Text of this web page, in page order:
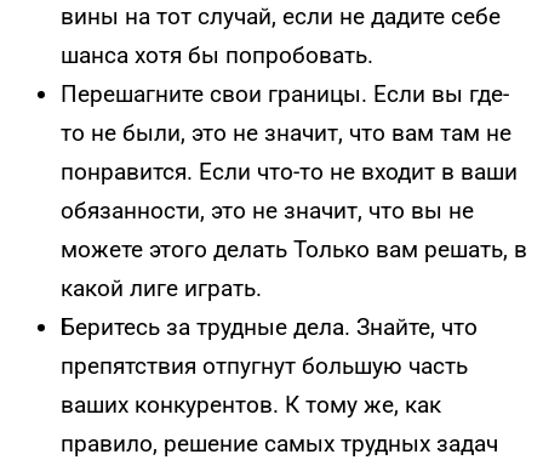
вины на тот случай, если не дадите себе
шанса хотя бы попробовать.
Перешагните свои границы. Если вы где-
то не были, это не значит, что вам там не
понравится. Если что-то не входит в ваши
обязанности, это не значит, что вы не
можете этого делать Только вам решать, в
какой лиге играть.
Беритесь за трудные дела. Знайте, что
препятствия отпугнут большую часть
ваших конкурентов. К тому же, как
правило, решение самых трудных задач